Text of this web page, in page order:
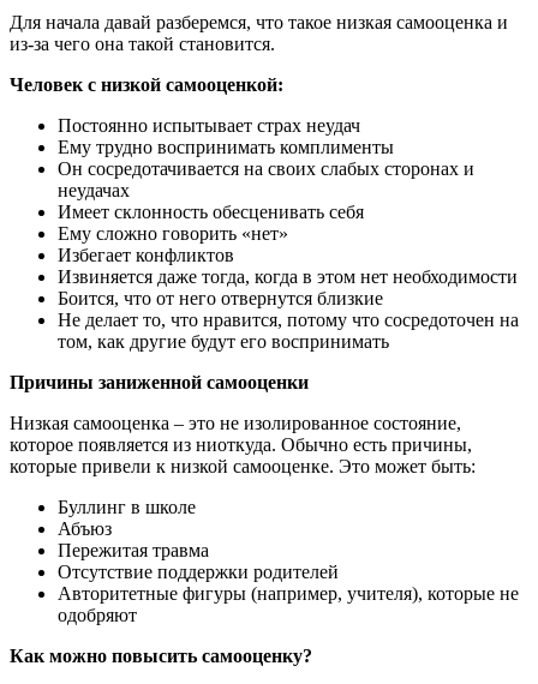
Для начала давай разберемся, что такое низкая самооценка и
из-за чего она такой становится.
Человек с низкой самооценкой:
Постоянно испытывает страх неудач
Ему трудно воспринимать комплименты
Он сосредотачивается на своих слабых сторонах и
неудачах
Имеет склонность обесценивать себя
Ему сложно говорить «нет»
Избегает конфликтов
Извиняется даже тогда, когда в этом нет необходимости
Боится, что от него отвернутся близкие
Не делает то, что нравится, потому что сосредоточен на
том, как другие будут его воспринимать
Причины заниженной самооценки
Низкая самооценка – это не изолированное состояние,
которое появляется из ниоткуда. Обычно есть причины,
которые привели к низкой самооценке. Это может быть:
Буллинг в школе
Абъюз
Пережитая травма
Отсутствие поддержки родителей
Авторитетные фигуры (например, учителя), которые не
одобряют
Как можно повысить самооценку?